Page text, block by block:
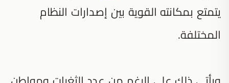
يتمتع بمكانته القوية بين إصدارات النظام
المختلفة.